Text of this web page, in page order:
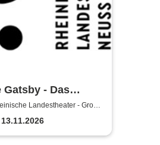
Gatsby - Das
Landestheater
Landestheater - Große